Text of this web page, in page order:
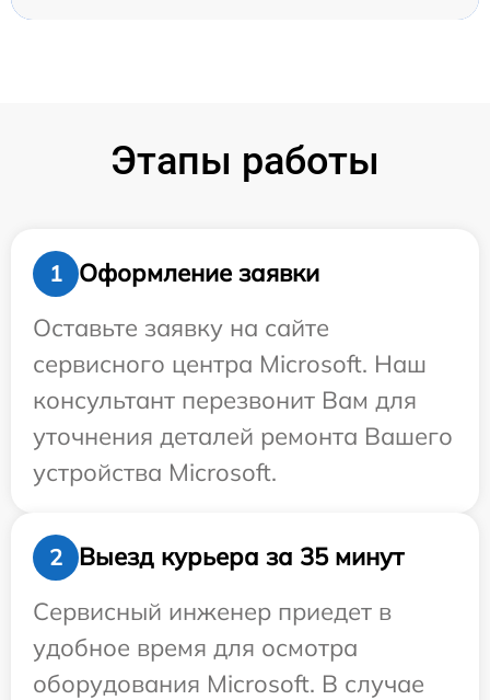
Этапы работы
1
Оформление заявки
Оставьте заявку на сайте
сервисного центра Microsoft. Наш
консультант перезвонит Вам для
уточнения деталей ремонта Вашего
устройства Microsoft.
2
Выезд курьера за 35 минут
Сервисный инженер приедет в
удобное время для осмотра
оборудования Microsoft. В случае